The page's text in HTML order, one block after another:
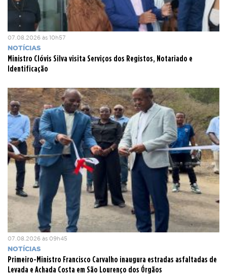
07.08.2026 às 10h57
NOTÍCIAS
Ministro Clóvis Silva visita Serviços dos Registos, Notariado e
Identificação
07.08.2026 às 09h45
NOTÍCIAS
Primeiro-Ministro Francisco Carvalho inaugura estradas asfaltadas de
Levada e Achada Costa em São Lourenço dos Órgãos